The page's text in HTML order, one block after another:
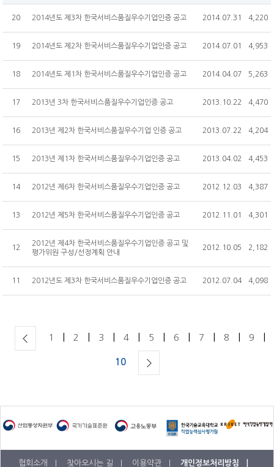
항공서비스매니저
고객상담사
서비스리더
새소식
자료실
교육
기타
인사말
연혁
PR
홍보물
보도자료
회원사&MOU체결기관
회원사
찾아오시는 길
회원정보 변경/탈퇴
회원정보변경
원서접수 조회&수험표 출력
자격증 발급
수험서 구매내역
자격증 발급 신청내역
수강료 결제내역
문의접수 내역
20 2014년도 제3차 한국서비스품질우수기업인증 공고 2014.07.31 4,220
19 2014년도 제2차 한국서비스품질우수기업인증 공고 2014.07.01 4,953
18 2014년도 제1차 한국서비스품질우수기업인증 공고 2014.04.07 5,263
17 2013년 3차 한국서비스품질우수기업인증 공고 2013.10.22 4,470
16 2013년 제2차 한국서비스품질우수기업 인증 공고 2013.07.22 4,204
15 2013년 제1차 한국서비스품질우수기업인증 공고 2013.04.02 4,453
14 2012년 제6차 한국서비스품질우수기업인증 공고 2012.12.03 4,387
13 2012년 제5차 한국서비스품질우수기업인증 공고 2012.11.01 4,301
12
2012년 제4차 한국서비스품질우수기업인증 공고 및
평가위원 구성/선정계획 안내
2012.10.05 2,182
11 2012년도 제3차 한국서비스품질우수기업인증 공고 2012.07.04 4,098
1 2 3 4 5 6 7 8 9
10
협회소개 | 찾아오시는 길 | 이용약관 | 개인정보처리방침 |